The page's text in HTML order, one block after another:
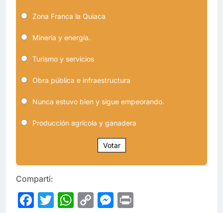
Zona Franca la Quiaca
Minería y energía.
Turismo y servicios
Obra pública e infraestructura
Nunca estuvo bien y sigue empeorando.
Producción agrícola y ganadera
Votar
Compartí:
Facebook
Twitter
WhatsApp
CopyMessenger